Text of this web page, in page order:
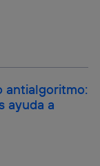
antialgoritmo:
ayuda a